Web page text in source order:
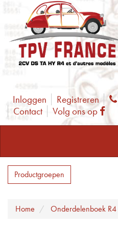
Inloggen Registreren
Contact
Volg ons op
Productgroepen
Home Onderdelenboek R4